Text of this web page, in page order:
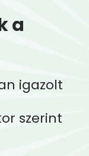
a
igazolt
szerint